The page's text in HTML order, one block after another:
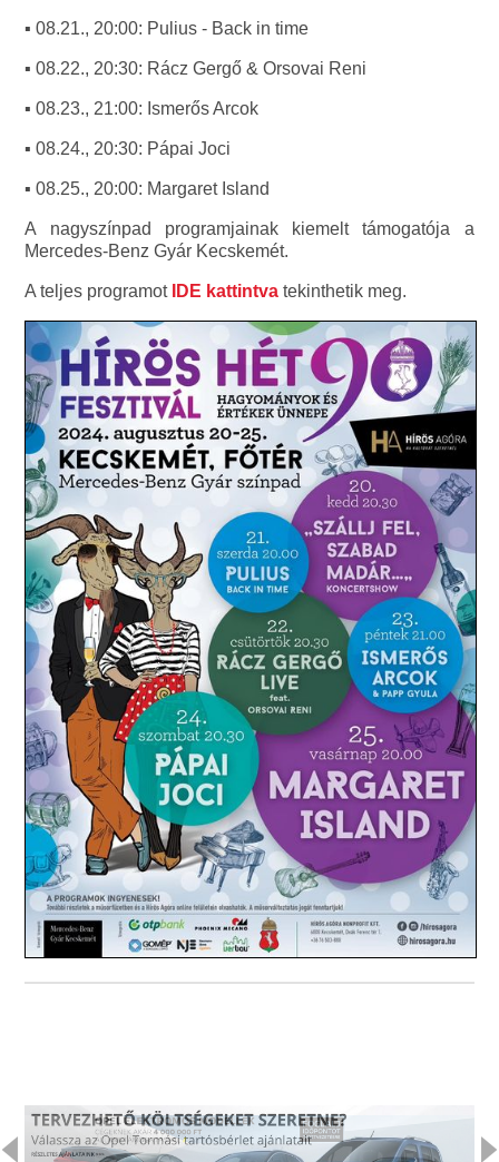
▪️ 08.21., 20:00: Pulius - Back in time
▪️ 08.22., 20:30: Rácz Gergő & Orsovai Reni
▪️ 08.23., 21:00: Ismerős Arcok
▪️ 08.24., 20:30: Pápai Joci
▪️ 08.25., 20:00: Margaret Island
A nagyszínpad programjainak kiemelt támogatója a
Mercedes-Benz Gyár Kecskemét.
A teljes programot IDE kattintva tekinthetik meg.